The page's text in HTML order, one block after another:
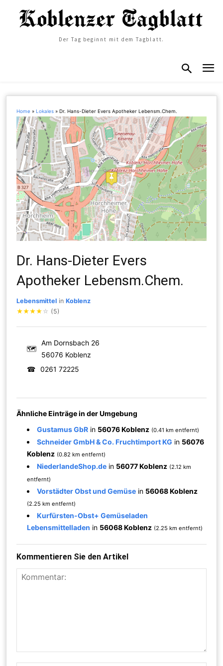
Der Tag beginnt mit dem Tagblatt.
Home »Lokales »Dr. Hans-Dieter Evers Apotheker Lebensm.Chem.
Dr. Hans-Dieter Evers
Apotheker Lebensm.Chem.
Lebensmittel inKoblenz
★★★★ ☆ (5)
🗺
Am Dornsbach 26
56076 Koblenz
☎
0261 72225
Ähnliche Einträge in der Umgebung
Gustamus GbR in 56076 Koblenz (0.41 km entfernt)
Schneider GmbH & Co. Fruchtimport KG in 56076
Koblenz (0.82 km entfernt)
NiederlandeShop.de in 56077 Koblenz (2.12 km
entfernt)
Vorstädter Obst und Gemüse in 56068 Koblenz
(2.25 km entfernt)
Kurfürsten-Obst+ Gemüseladen
Lebensmittelladen in 56068 Koblenz (2.25 km entfernt)
Kommentieren Sie den Artikel